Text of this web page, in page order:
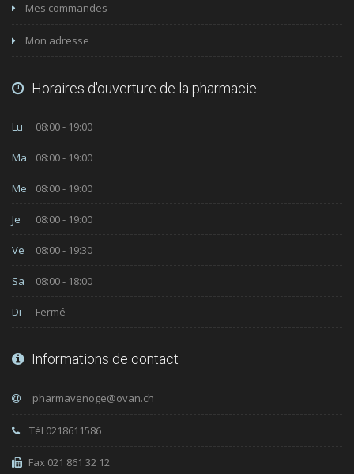
Mes commandes
Mon adresse
Horaires d'ouverture de la pharmacie
Lu 08:00 - 19:00
Ma 08:00 - 19:00
Me 08:00 - 19:00
Je 08:00 - 19:00
Ve 08:00 - 19:30
Sa 08:00 - 18:00
Di Fermé
Informations de contact
Tél 0218611586
Fax 021 861 32 12